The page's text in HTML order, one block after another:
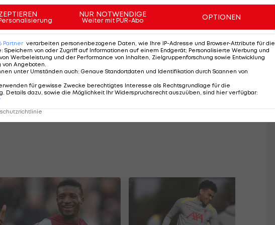
bis 2026. Er hat aktuell einen Marktwert von 14
der Klub sicherlich eine satte Summe für den Spieler
20 Millionen Euro für den Spieler an Barcelona.
Klub. Unter diesem Preis ist ein Wechsel nach Saudi-
20 PL-Einsätze. Allerdings stand er dabei nur
NUR NOTWENDIGE
Weiter mit PUR-Abo OPTIONEN
Partner verarbeiten personenbezogene Daten, wie Ihre IP-Adresse und Browser-Attribute für die
: Speichern von oder Zugriff auf Informationen auf einem Endgerät; Personalisierte Werbung und
Werbeleistung und der Performance von Inhalten, Zielgruppenforschung sowie Entwicklung
von Angeboten.
unter Umständen auch: Genaue Standortdaten und Identifikation durch Scannen von
für gewisse Zwecke berechtigtes Interesse als Rechtsgrundlage für die
Details dazu, sowie die Möglichkeit Ihr Widerspruchsrecht auszuüben, sind hier verfügbar: